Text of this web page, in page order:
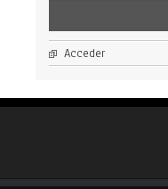
Acceder